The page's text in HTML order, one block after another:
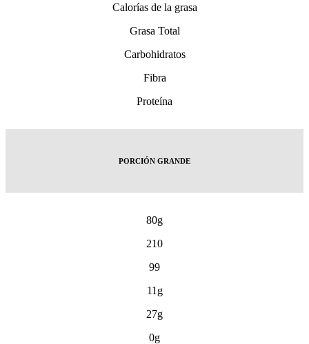
Calorías de la grasa
Grasa Total
Carbohidratos
Fibra
Proteína
PORCIÓN GRANDE
80g
210
99
11g
27g
0g